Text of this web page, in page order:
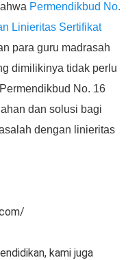
Permendikbud No.
Linieritas Sertifikat
para guru madrasah
dimilikinya tidak perlu
No. 16
dan solusi bagi
dengan linieritas
kami juga